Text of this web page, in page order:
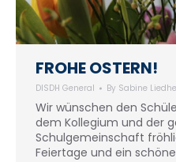
FROHE OSTERN!
DISDH General By Sabine
Wir wünschen den
dem Kollegium und der
Schulgemeinschaft
Feiertage und ein